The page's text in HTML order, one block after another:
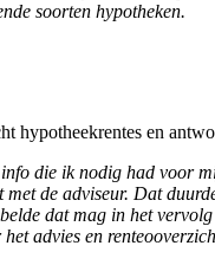
soorten hypotheken.
hypotheekrentes en
die ik nodig had voor
met de adviseur. Dat
dat mag in het
advies en